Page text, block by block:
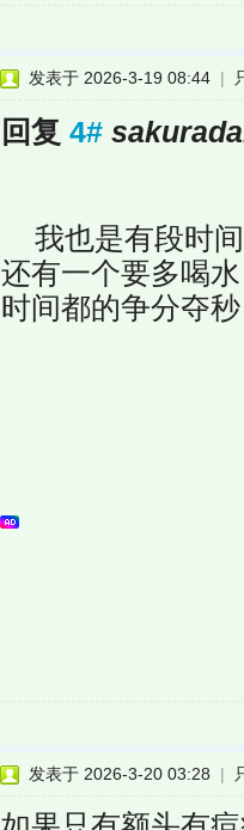
发表于 2026-3-19 08:44 |
回复 4#
我也是有段时间
还有一个要多喝
时间都的争分夺秒
发表于 2026-3-20 03:28 |